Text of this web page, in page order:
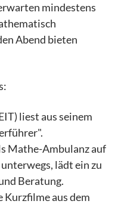
mindestens
Abend bieten
liest aus seinem
Mathe-Ambulanz auf
lädt ein zu
Beratung.
aus dem